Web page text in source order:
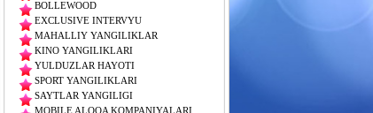
BOLLEWOOD
EXCLUSIVE INTERVYU
MAHALLIY YANGILIKLAR
KINO YANGILIKLARI
YULDUZLAR HAYOTI
SPORT YANGILIKLARI
SAYTLAR YANGILIGI
MOBILE ALOQA KOMPANIYALARI